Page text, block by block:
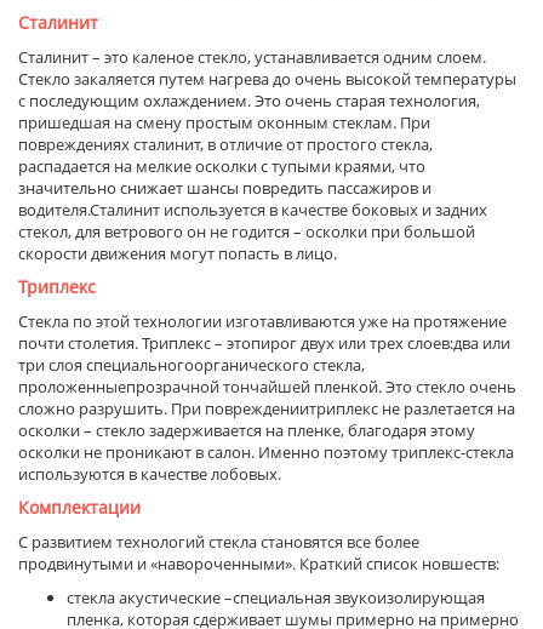
Сталинит
Сталинит – это каленое стекло, устанавливается одним слоем.
Стекло закаляется путем нагрева до очень высокой температуры
с последующим охлаждением. Это очень старая технология,
пришедшая на смену простым оконным стеклам. При
повреждениях сталинит, в отличие от простого стекла,
распадается на мелкие осколки с тупыми краями, что
значительно снижает шансы повредить пассажиров и
водителя.Сталинит используется в качестве боковых и задних
стекол, для ветрового он не годится – осколки при большой
скорости движения могут попасть в лицо.
Триплекс
Стекла по этой технологии изготавливаются уже на протяжение
почти столетия. Триплекс – этопирог двух или трех слоев:два или
три слоя специальногоорганического стекла,
проложенныепрозрачной тончайшей пленкой. Это стекло очень
сложно разрушить. При повреждениитриплекс не разлетается на
осколки – стекло задерживается на пленке, благодаря этому
осколки не проникают в салон. Именно поэтому триплекс-стекла
используются в качестве лобовых.
Комплектации
С развитием технологий стекла становятся все более
продвинутыми и «навороченными». Краткий список новшеств:
стекла акустические –специальная звукоизолирующая
пленка, которая сдерживает шумы примерно на примерно